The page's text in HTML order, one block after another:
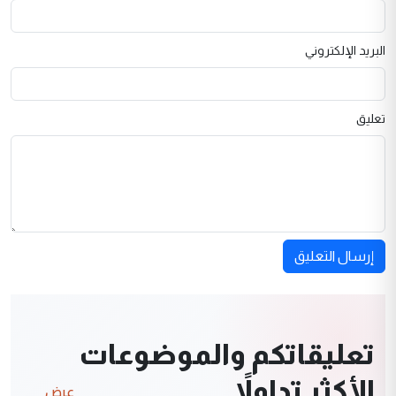
البريد الإلكتروني
تعليق
إرسال التعليق
تعليقاتكم والموضوعات